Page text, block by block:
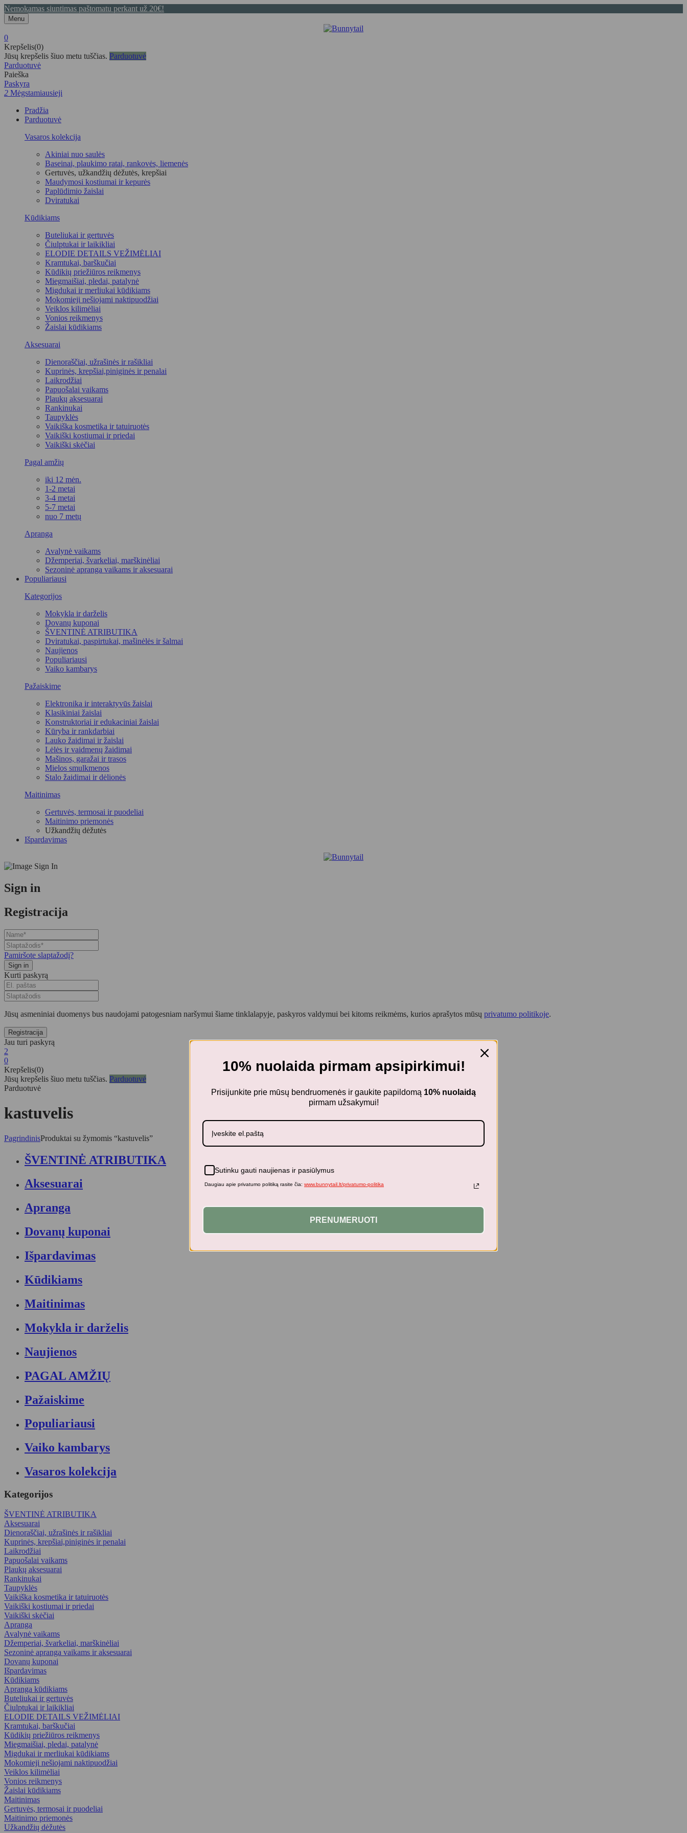
Nemokamas siuntimas paštomatu perkant už 20€!
Menu
0
Krepšelis(0)
Jūsų krepšelis šiuo metu tuščias. Parduotuvė
Parduotuvė
Paieška
Paskyra
2 Mėgstamiausieji
Pradžia
Parduotuvė
Vasaros kolekcija
Akiniai nuo saulės
Baseinai, plaukimo ratai, rankovės, liemenės
Gertuvės, užkandžių dėžutės, krepšiai
Maudymosi kostiumai ir kepurės
Paplūdimio žaislai
Dviratukai
Kūdikiams
Buteliukai ir gertuvės
Čiulptukai ir laikikliai
ELODIE DETAILS VEŽIMĖLIAI
Kramtukai, barškučiai
Kūdikių priežiūros reikmenys
Miegmaišiai, pledai, patalynė
Migdukai ir merliukai kūdikiams
Mokomieji nešiojami naktipuodžiai
Veiklos kilimėliai
Vonios reikmenys
Žaislai kūdikiams
Aksesuarai
Dienoraščiai, užrašinės ir rašikliai
Kuprinės, krepšiai,piniginės ir penalai
Laikrodžiai
Papuošalai vaikams
Plaukų aksesuarai
Rankinukai
Taupyklės
Vaikiška kosmetika ir tatuiruotės
Vaikiški kostiumai ir priedai
Vaikiški skėčiai
Pagal amžių
iki 12 mėn.
1-2 metai
3-4 metai
5-7 metai
nuo 7 metų
Apranga
Avalynė vaikams
Džemperiai, švarkeliai, marškinėliai
Sezoninė apranga vaikams ir aksesuarai
Populiariausi
Kategorijos
Mokykla ir darželis
Dovanų kuponai
ŠVENTINĖ ATRIBUTIKA
Dviratukai, paspirtukai, mašinėlės ir šalmai
Naujienos
Populiariausi
Vaiko kambarys
Pažaiskime
Elektronika ir interaktyvūs žaislai
Klasikiniai žaislai
Konstruktoriai ir edukaciniai žaislai
Kūryba ir rankdarbiai
Lauko žaidimai ir žaislai
Lėlės ir vaidmenų žaidimai
Mašinos, garažai ir trasos
Mielos smulkmenos
Stalo žaidimai ir dėlionės
Maitinimas
Gertuvės, termosai ir puodeliai
Maitinimo priemonės
Užkandžių dėžutės
Išpardavimas
Sign in
Registracija
Pamiršote slaptažodį?
Kurti paskyrą
Jūsų asmeniniai duomenys bus naudojami patogesniam naršymui šiame tinklalapyje, paskyros valdymui bei kitoms reikmėms, kurios aprašytos mūsų privatumo politikoje.
Jau turi paskyrą
2
0
Krepšelis(0)
Jūsų krepšelis šiuo metu tuščias. Parduotuvė
Parduotuvė
kastuvelis
PagrindinisProduktai su žymomis “kastuvelis”
ŠVENTINĖ ATRIBUTIKA
Aksesuarai
Apranga
Dovanų kuponai
Išpardavimas
Kūdikiams
Maitinimas
Mokykla ir darželis
Naujienos
PAGAL AMŽIŲ
Pažaiskime
Populiariausi
Vaiko kambarys
Vasaros kolekcija
Kategorijos
ŠVENTINĖ ATRIBUTIKA
Aksesuarai
Dienoraščiai, užrašinės ir rašikliai
Kuprinės, krepšiai,piniginės ir penalai
Laikrodžiai
Papuošalai vaikams
Plaukų aksesuarai
Rankinukai
Taupyklės
Vaikiška kosmetika ir tatuiruotės
Vaikiški kostiumai ir priedai
Vaikiški skėčiai
Apranga
Avalynė vaikams
Džemperiai, švarkeliai, marškinėliai
Sezoninė apranga vaikams ir aksesuarai
Dovanų kuponai
Išpardavimas
Kūdikiams
Apranga kūdikiams
Buteliukai ir gertuvės
Čiulptukai ir laikikliai
ELODIE DETAILS VEŽIMĖLIAI
Kramtukai, barškučiai
Kūdikių priežiūros reikmenys
Miegmaišiai, pledai, patalynė
Migdukai ir merliukai kūdikiams
Mokomieji nešiojami naktipuodžiai
Veiklos kilimėliai
Vonios reikmenys
Žaislai kūdikiams
Maitinimas
Gertuvės, termosai ir puodeliai
Maitinimo priemonės
Užkandžių dėžutės
10% nuolaida pirmam apsipirkimui!
Prisijunkite prie mūsų bendruomenės ir gaukite papildomą 10% nuolaidą
pirmam užsakymui!
Sutinku gauti naujienas ir pasiūlymus
Daugiau apie privatumo politiką rasite čia: www.bunnytail.lt/privatumo-politika
PRENUMERUOTI